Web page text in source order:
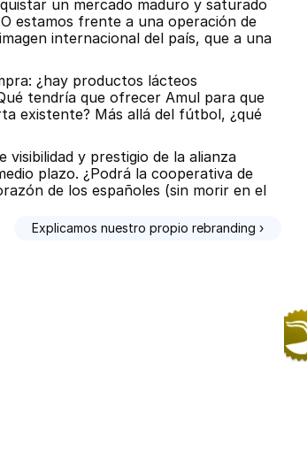
un mercado maduro y saturado
estamos frente a una operación de
internacional del país, que a una
¿hay productos lácteos
tendría que ofrecer Amul para que
existente? Más allá del fútbol, ¿qué
visibilidad y prestigio de la alianza
plazo. ¿Podrá la cooperativa de
de los españoles (sin morir en el
Explicamos nuestro propio rebranding ›